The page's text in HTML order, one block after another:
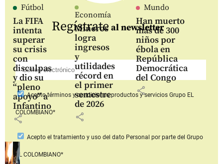
Fútbol
La FIFA
intenta
superar
su crisis
con
disculpas
y dio su
“pleno
apoyo” a
Infantino
share
Economía
Mineros
logra
ingresos
y
utilidades
récord en
el primer
semestre
de 2026
share
Mundo
Han muerto
más de 300
niños por
ébola en
República
Democrática
del Congo
share
Regístrate al newsletter
Aceptotérminos y condiciones productos y serviciosGrupo EL
COLOMBIANO*
Acepto el tratamiento y uso del dato Personal por parte del Grupo
EL COLOMBIANO*